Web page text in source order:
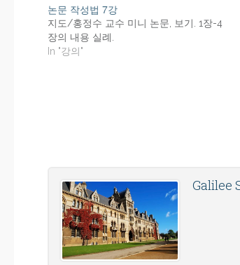
논문 작성법 7강
지도/홍정수 교수 미니 논문, 보기. 1장-4
장의 내용 실례.
In "강의"
Galilee